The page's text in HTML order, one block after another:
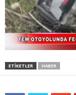
ETIKETLER HABER